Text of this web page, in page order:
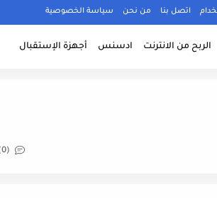
اتصل بنا من نحن سياسة الخصوصية
الربح من الانترنت ادسنس أجهزة الإستقبال
(0)